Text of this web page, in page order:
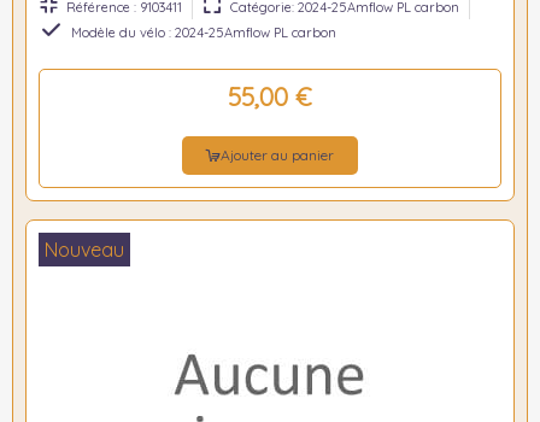
Référence : 9103411
Catégorie: 2024-25Amflow PL carbon
Modèle du vélo : 2024-25Amflow PL carbon
55,00 €
Ajouter au panier
Nouveau